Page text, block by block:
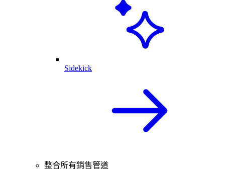
Sidekick
整合所有銷售管道